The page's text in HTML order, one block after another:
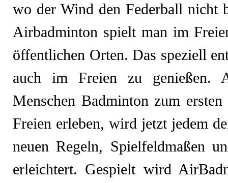
wo der Wind den Federball nicht
Airbadminton spielt man im
öffentlichen Orten. Das speziell
auch im Freien zu genießen.
Menschen Badminton zum
Freien erleben, wird jetzt jedem
neuen Regeln, Spielfeldmaßen
erleichtert. Gespielt wird